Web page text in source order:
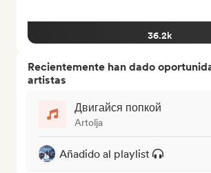
36.2k
Recientemente han dado
artistas
Двигайся попкой
Artolja
Añadido al playlist